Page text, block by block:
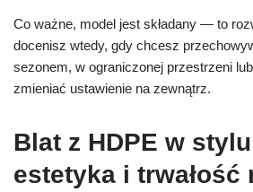
Co ważne, model jest składany — to
docenisz wtedy, gdy chcesz
sezonem, w ograniczonej przestrzeni
zmieniać ustawienie na zewnątrz.
Blat z HDPE w
estetyka i trwałość